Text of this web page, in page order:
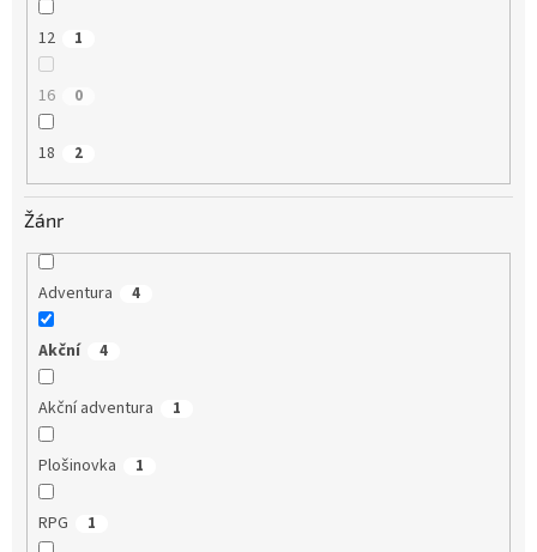
12 1
16 0
18 2
Žánr
Adventura 4
Akční 4
Akční adventura 1
Plošinovka 1
RPG 1